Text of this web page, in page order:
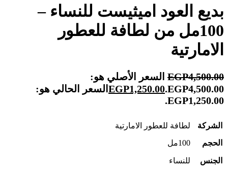
بديع العود اميثيست للنساء –
100مل من لطافة للعطور
الامارتية
EGP4,500.00
السعر الأصلي هو:
EGP4,500.00.
EGP1,250.00
السعر الحالي هو:
EGP1,250.00.
الشركة
لطافة للعطور الامارتية
الحجم
100مل
الجنس للنساء